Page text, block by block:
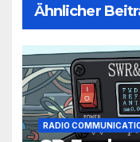
Ähnlicher
RADIO